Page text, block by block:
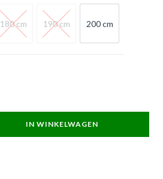
180 cm
180 cm
190 cm
190 cm
200 cm
200 cm
IN WINKELWAGEN